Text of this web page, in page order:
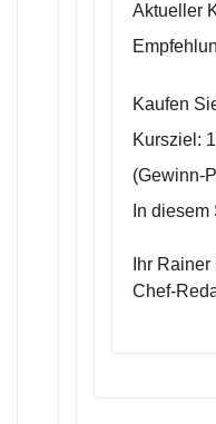
Aktueller
Kaufen
Kursziel:
(Gewinn-
In
Ihr
Chef-